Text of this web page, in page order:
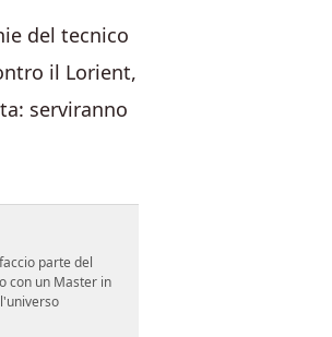
del tecnico
il Lorient,
serviranno
parte del
con un Master in